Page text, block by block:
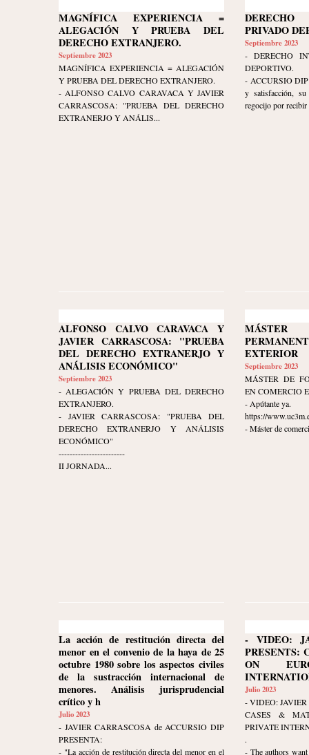
MAGNÍFICA EXPERIENCIA =
ALEGACIÓN Y PRUEBA DEL
DERECHO EXTRANJERO.
Septiembre 2023
MAGNÍFICA EXPERIENCIA = ALEGACIÓN
Y PRUEBA DEL DERECHO EXTRANJERO.
- ALFONSO CALVO CARAVACA Y JAVIER
CARRASCOSA: "PRUEBA DEL DERECHO
EXTRANERJO Y ANÁLIS...
PRIVADO
Septiembre 2023
- DERECHO
DEPORTIVO.
- ACCURSIO DIP
y satisfacción,
regocijo por recibir
ALFONSO CALVO CARAVACA Y
JAVIER CARRASCOSA: "PRUEBA
DEL DERECHO EXTRANERJO Y
ANÁLISIS ECONÓMICO"
Septiembre 2023
- ALEGACIÓN Y PRUEBA DEL DERECHO
EXTRANJERO.
- JAVIER CARRASCOSA: "PRUEBA DEL
DERECHO EXTRANERJO Y ANÁLISIS
ECONÓMICO"
------------------------
II JORNADA...
MÁSTER
EXTERIOR
Septiembre 2023
MÁSTER DE
EN COMERCIO
- Apútante ya.
https://
- Máster de
La acción de restitución directa del
menor en el convenio de la haya de 25
octubre 1980 sobre los aspectos civiles
de la sustracción internacional de
menores. Análisis jurisprudencial
crítico y h
Julio 2023
- JAVIER CARRASCOSA de ACCURSIO DIP
PRESENTA:
- "La acción de restitución directa del menor en el
- VIDEO:
PRESENTS:
ON
Julio 2023
- VIDEO:
CASES &
PRIVATE
.
- The authors